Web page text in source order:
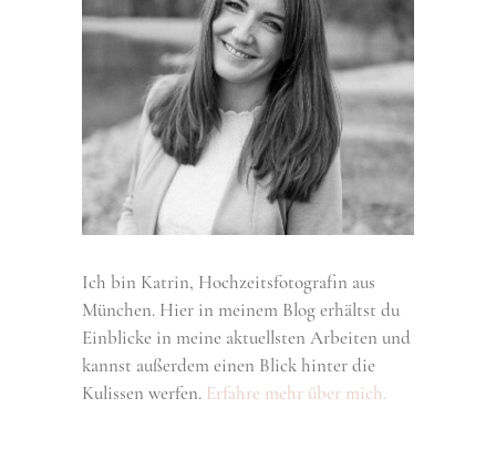
Ich bin Katrin, Hochzeitsfotografin aus
München. Hier in meinem Blog erhältst du
Einblicke in meine aktuellsten Arbeiten und
kannst außerdem einen Blick hinter die
Kulissen werfen. Erfahre mehr über mich.